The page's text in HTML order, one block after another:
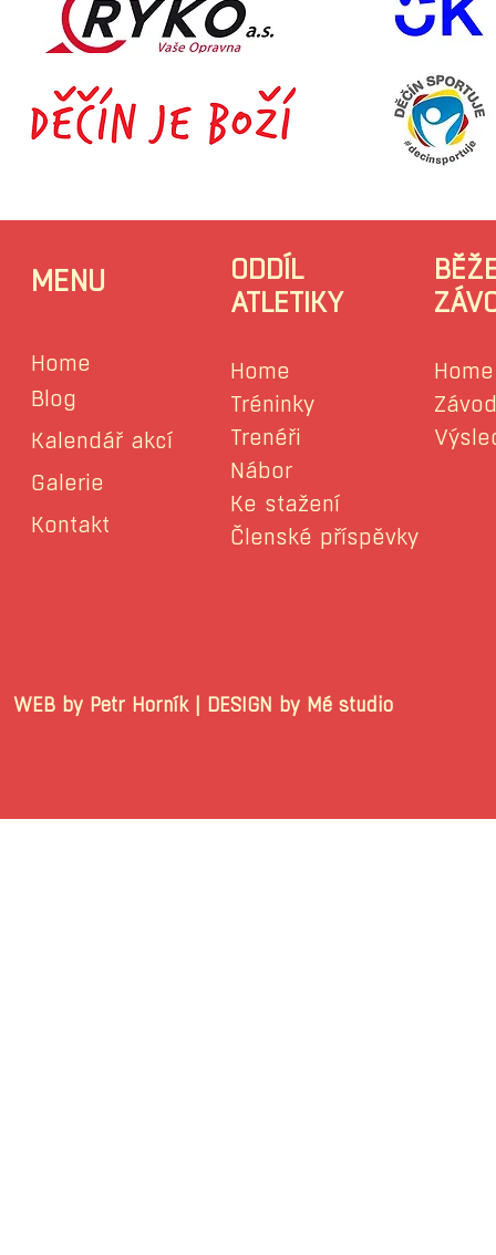
MENU
Home
Blog
Kalendář akcí
Galerie
Kontakt
ODDÍL
ATLETIKY
Home
Tréninky
Trenéři
Nábor
Ke stažení
Členské příspěvky
Home
WEB by Petr Horník | DESIGN by Mé